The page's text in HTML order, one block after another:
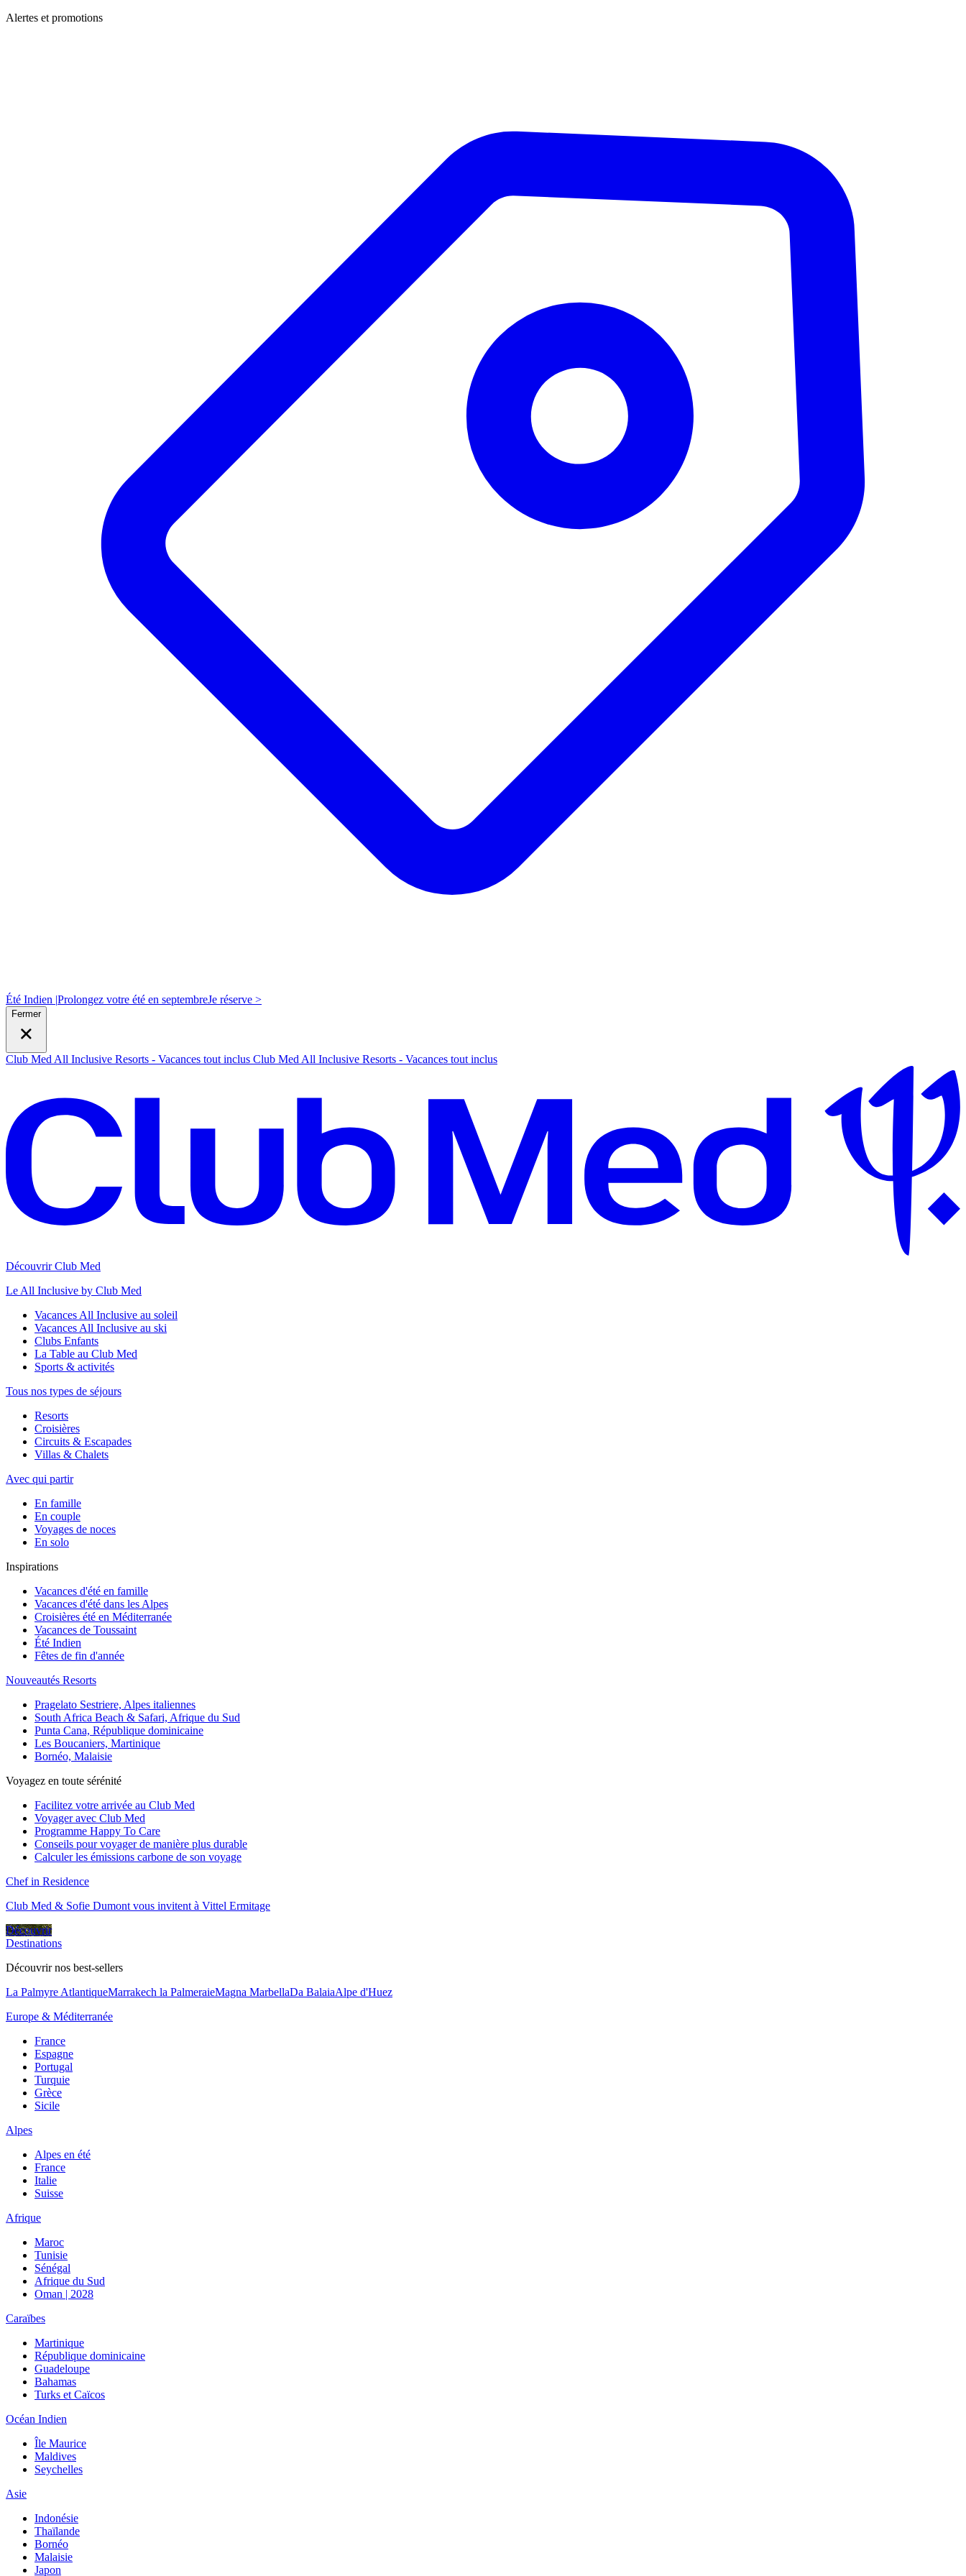
Alertes et promotions
Été Indien |Prolongez votre été en septembreJe réserve >
Fermer
Club Med All Inclusive Resorts - Vacances tout inclus Club Med All Inclusive Resorts - Vacances tout inclus
Découvrir Club Med
Le All Inclusive by Club Med
Vacances All Inclusive au soleil
Vacances All Inclusive au ski
Clubs Enfants
La Table au Club Med
Sports & activités
Tous nos types de séjours
Resorts
Croisières
Circuits & Escapades
Villas & Chalets
Avec qui partir
En famille
En couple
Voyages de noces
En solo
Inspirations
Vacances d'été en famille
Vacances d'été dans les Alpes
Croisières été en Méditerranée
Vacances de Toussaint
Été Indien
Fêtes de fin d'année
Nouveautés Resorts
Pragelato Sestriere, Alpes italiennes
South Africa Beach & Safari, Afrique du Sud
Punta Cana, République dominicaine
Les Boucaniers, Martinique
Bornéo, Malaisie
Voyagez en toute sérénité
Facilitez votre arrivée au Club Med
Voyager avec Club Med
Programme Happy To Care
Conseils pour voyager de manière plus durable
Calculer les émissions carbone de son voyage
Chef in Residence
Club Med & Sofie Dumont vous invitent à Vittel Ermitage
Découvrir
Destinations
Découvrir nos best-sellers
La Palmyre AtlantiqueMarrakech la PalmeraieMagna MarbellaDa BalaiaAlpe d'Huez
Europe & Méditerranée
France
Espagne
Portugal
Turquie
Grèce
Sicile
Alpes
Alpes en été
France
Italie
Suisse
Afrique
Maroc
Tunisie
Sénégal
Afrique du Sud
Oman | 2028
Caraïbes
Martinique
République dominicaine
Guadeloupe
Bahamas
Turks et Caïcos
Océan Indien
Île Maurice
Maldives
Seychelles
Asie
Indonésie
Thaïlande
Bornéo
Malaisie
Japon